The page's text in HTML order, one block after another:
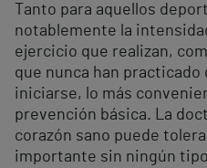
Tanto para aquellos
notablemente la
ejercicio que realizan,
que nunca han
iniciarse, lo más
prevención básica. La
corazón sano puede
importante sin ningún